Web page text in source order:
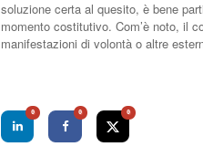
soluzione certa al quesito, è bene
momento costitutivo. Com’è noto, il
manifestazioni di volontà o altre
0 0 0